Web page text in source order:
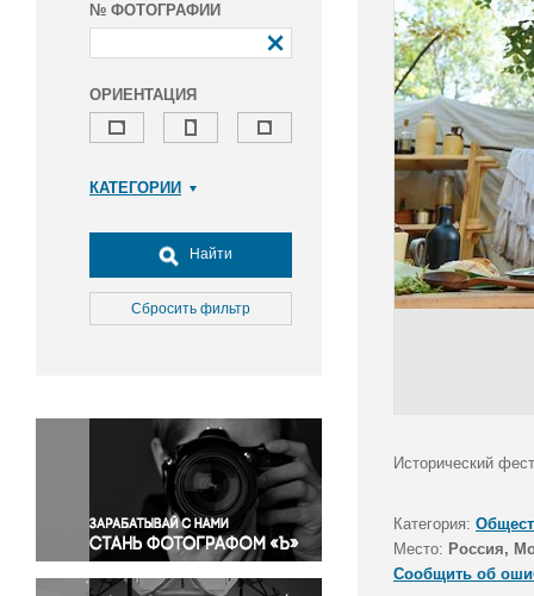
№ ФОТОГРАФИИ
ОРИЕНТАЦИЯ
КАТЕГОРИИ
Досуг, туризм и отдых
Культура
Медицина
Окружающая среда
Политика
Правосудие
Происшествия и конфликты
Религия
Светская жизнь
Найти
Сбросить фильтр
Исторический
Категория:
Место: Россия,
Сообщить об